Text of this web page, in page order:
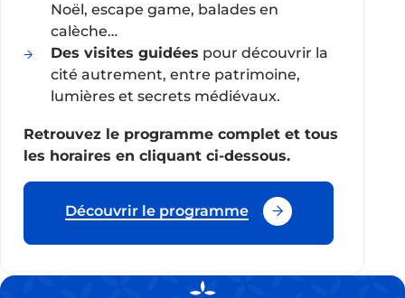
Noël, escape game, balades en
calèche…
Des visites guidées pour découvrir la
cité autrement, entre patrimoine,
lumières et secrets médiévaux.
Retrouvez le programme complet et tous
les horaires en cliquant ci-dessous.
Découvrir le programme